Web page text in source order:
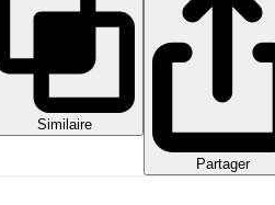
Similaire
Partager